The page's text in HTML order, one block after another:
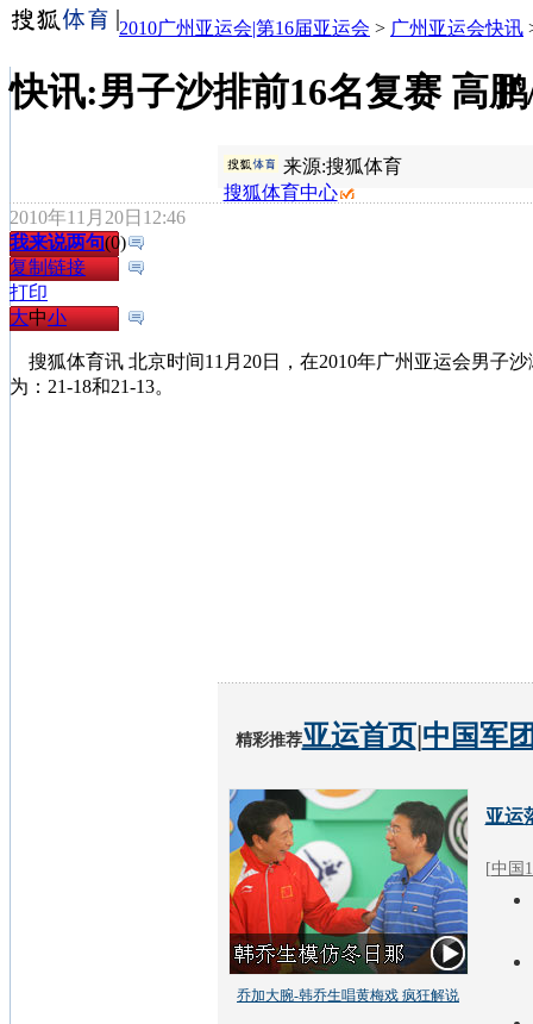
2010广州亚运会|第16届亚运会 > 广州亚运会快讯
快讯:男子沙排前16名复赛 高
来源:搜狐体育
搜狐体育中心
2010年11月20日12:46
我来说两句(0)
复制链接
打印
大中小
搜狐体育讯 北京时间11月20日，在2010年广州亚运会男子
为：21-18和21-13。
精彩推荐亚运首页|中国军
乔加大腕-韩乔生唱黄梅戏 疯狂解说
亚运
[中国